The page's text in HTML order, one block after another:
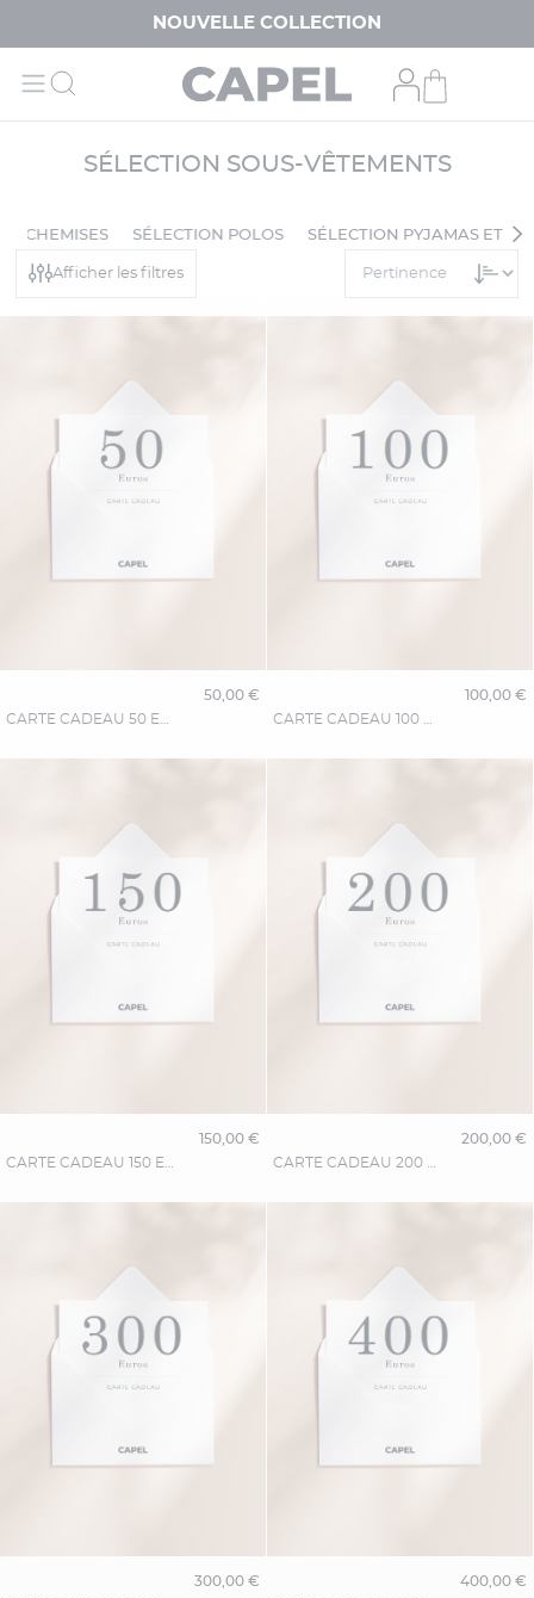
NOUVELLE COLLECTION
SÉLECTION SOUS-VÊTEMENTS
CHEMISES SÉLECTION POLOS SÉLECTION PYJAMAS ET
Afficher les filtres
50,00 €
100,00 €
150,00 €
200,00 €
300,00 €
400,00 €